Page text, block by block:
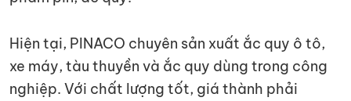
Hiện tại, PINACO chuyên sản xuất ắc quy ô tô,
xe máy, tàu thuyền và ắc quy dùng trong công
nghiệp. Với chất lượng tốt, giá thành phải